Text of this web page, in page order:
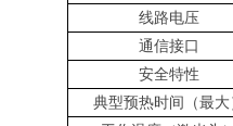
线路电压
通信接口
安全特性
典型预热时间（最大